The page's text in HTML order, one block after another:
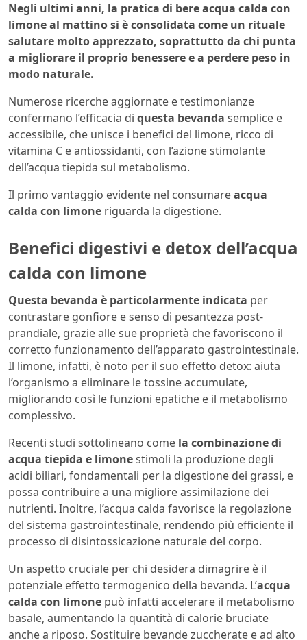
Negli ultimi anni, la pratica di bere acqua calda con
limone al mattino si è consolidata come un rituale
salutare molto apprezzato, soprattutto da chi punta
a migliorare il proprio benessere e a perdere peso in
modo naturale.
Numerose ricerche aggiornate e testimonianze
confermano l’efficacia di questa bevanda semplice e
accessibile, che unisce i benefici del limone, ricco di
vitamina C e antiossidanti, con l’azione stimolante
dell’acqua tiepida sul metabolismo.
Il primo vantaggio evidente nel consumareacqua
calda con limone riguarda la digestione.
Benefici digestivi e detox dell’acqua
calda con limone
Questa bevanda è particolarmente indicata per
contrastare gonfiore e senso di pesantezza post-
prandiale, grazie alle sue proprietà che favoriscono il
corretto funzionamento dell’apparato gastrointestinale.
Il limone, infatti, è noto per il suo effetto detox: aiuta
l’organismo a eliminare le tossine accumulate,
migliorando così le funzioni epatiche e il metabolismo
complessivo.
Recenti studi sottolineano come la combinazione di
acqua tiepida e limonestimoli la produzione degli
acidi biliari, fondamentali per la digestione dei grassi, e
possa contribuire a una migliore assimilazione dei
nutrienti. Inoltre, l’acqua calda favorisce la regolazione
del sistema gastrointestinale, rendendo più efficiente il
processo di disintossicazione naturale del corpo.
Un aspetto cruciale per chi desidera dimagrire è il
potenziale effetto termogenico della bevanda. L’acqua
calda con limone può infatti accelerare il metabolismo
basale, aumentando la quantità di calorie bruciate
anche a riposo. Sostituire bevande zuccherate e ad alto